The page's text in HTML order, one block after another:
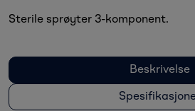
Sterile sprøyter 3-komponent.
Beskrivelse